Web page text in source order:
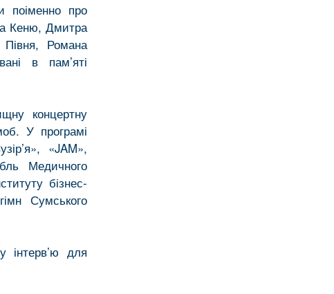
поіменно про
Кеню, Дмитра
Півня, Романа
в пам’яті
концертну
У програмі
«JAM»,
Медичного
бізнес-
Сумського
інтерв’ю для